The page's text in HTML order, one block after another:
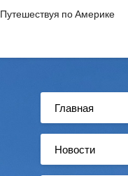
Путешествуя по Америке
Главная
Новости